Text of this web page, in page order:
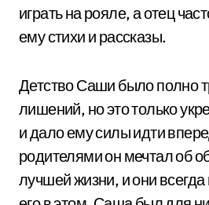
играть на рояле, а отец
ему стихи и рассказы.
Детство Саши было полно
лишений, но это только
и дало ему силы идти
родителями он мечтал об
лучшей жизни, и они